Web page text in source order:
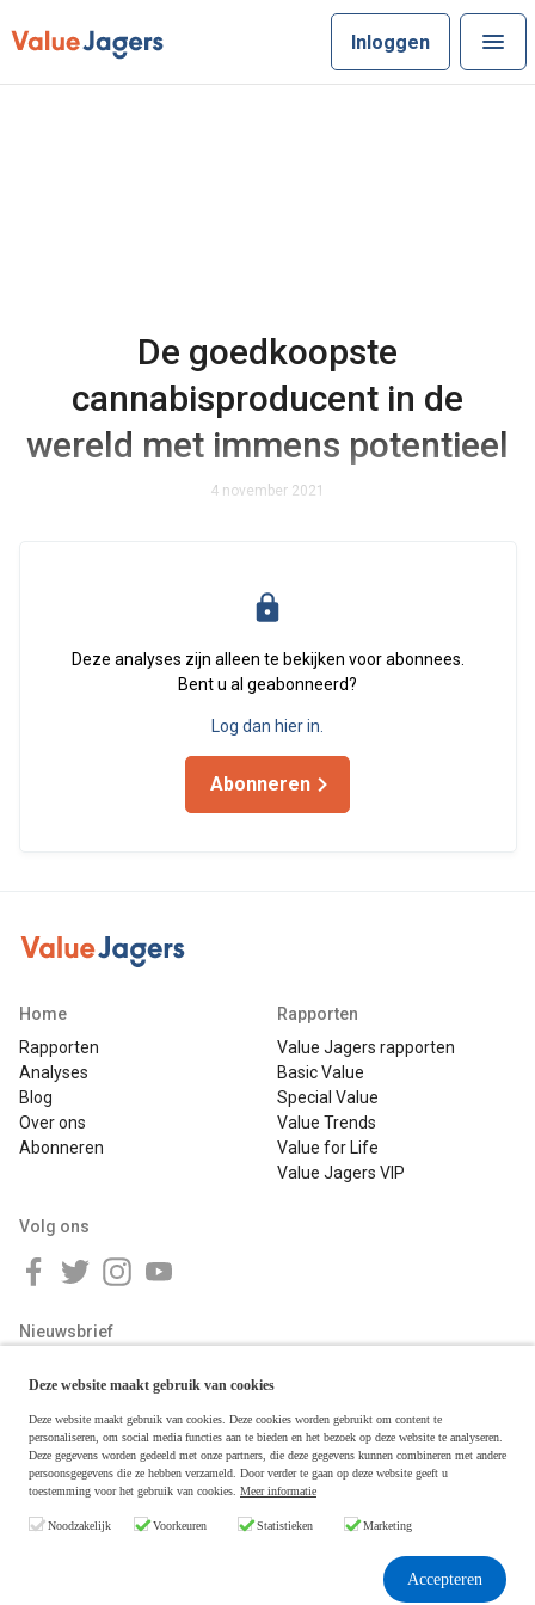
Inloggen
De goedkoopste
cannabisproducent in de
wereld met immens potentieel
4 november 2021
Deze analyses zijn alleen te bekijken voor abonnees.
Bent u al geabonneerd?
Log dan hier in.
Abonneren
Home
Rapporten
Analyses
Blog
Over ons
Abonneren
Rapporten
Value Jagers rapporten
Basic Value
Special Value
Value Trends
Value for Life
Value Jagers VIP
Volg ons
Nieuwsbrief
Deze website maakt gebruik van cookies
Deze website maakt gebruik van cookies. Deze cookies worden gebruikt om content te
personaliseren, om social media functies aan te bieden en het bezoek op deze website te analyseren.
Deze gegevens worden gedeeld met onze partners, die deze gegevens kunnen combineren met andere
persoonsgegevens die ze hebben verzameld. Door verder te gaan op deze website geeft u
toestemming voor het gebruik van cookies. Meer informatie
Noodzakelijk Voorkeuren Statistieken Marketing
Accepteren